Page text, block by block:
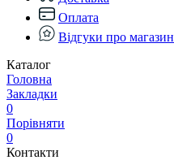
Оплата
Відгуки про магазин
Каталог
Головна
Закладки
0
Порівняти
0
Контакти